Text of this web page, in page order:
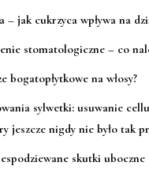
jak cukrzyca wpływa na
stomatologiczne – co
bogatopłytkowe na włosy?
sylwetki: usuwanie
jeszcze nigdy nie było tak
skutki uboczne